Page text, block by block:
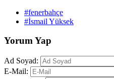
#fenerbahçe
#İsmail Yüksek
Yorum Yap
Ad Soyad:
E-Mail: